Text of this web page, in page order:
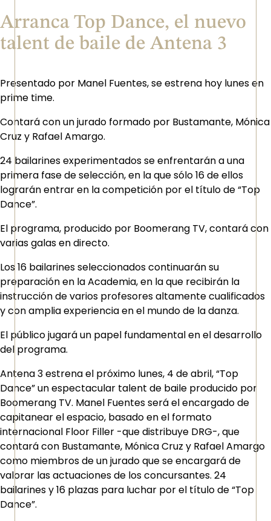
Arranca Top Dance, el nuevo
talent de baile de Antena 3
Presentado por Manel Fuentes, se estrena hoy lunes en
prime time.
Contará con un jurado formado por Bustamante, Mónica
Cruz y Rafael Amargo.
24 bailarines experimentados se enfrentarán a una
primera fase de selección, en la que sólo 16 de ellos
lograrán entrar en la competición por el título de “Top
Dance”.
El programa, producido por Boomerang TV, contará con
varias galas en directo.
Los 16 bailarines seleccionados continuarán su
preparación en la Academia, en la que recibirán la
instrucción de varios profesores altamente cualificados
y con amplia experiencia en el mundo de la danza.
El público jugará un papel fundamental en el desarrollo
del programa.
Antena 3 estrena el próximo lunes, 4 de abril, “Top
Dance” un espectacular talent de baile producido por
Boomerang TV. Manel Fuentes será el encargado de
capitanear el espacio, basado en el formato
internacional Floor Filler -que distribuye DRG-, que
contará con Bustamante, Mónica Cruz y Rafael Amargo
como miembros de un jurado que se encargará de
valorar las actuaciones de los concursantes. 24
bailarines y 16 plazas para luchar por el título de “Top
Dance”.